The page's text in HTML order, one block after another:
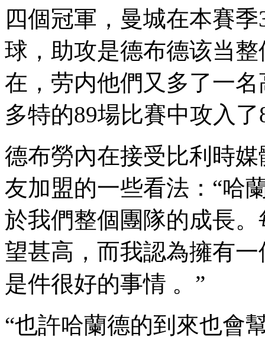
四個冠軍，曼城在本
球，助攻是德布德该当
在，劳内他們又多了一
多特的89場比賽中攻入了
德布勞內在接受比利時媒
友加盟的一些看法：“
於我們整個團隊的成長
望甚高，而我認為擁
是件很好的事情  。”
“也許哈蘭德的到來也會幫